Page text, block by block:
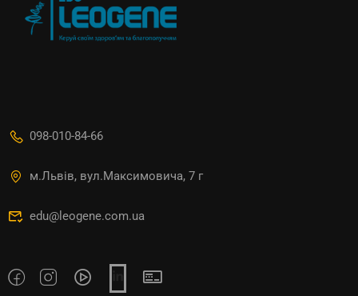
098-010-84-66
м.Львів, вул.Максимовича, 7 г
edu@leogene.com.ua